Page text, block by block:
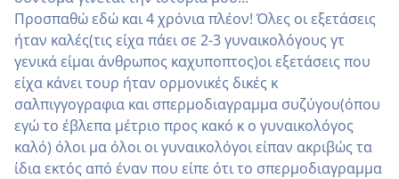
Προσπαθώ εδώ και 4 χρόνια πλέον! Όλες οι εξετάσεις
ήταν καλές(τις είχα πάει σε 2-3 γυναικολόγους γτ
γενικά είμαι άνθρωπος καχυποπτος)οι εξετάσεις που
είχα κάνει τουρ ήταν ορμονικές δικές κ
σαλπιγγογραφια και σπερμοδιαγραμμα συζύγου(όπου
εγώ το έβλεπα μέτριο προς κακό κ ο γυναικολόγος
καλό) όλοι μα όλοι οι γυναικολόγοι είπαν ακριβώς τα
ίδια εκτός από έναν που είπε ότι το σπερμοδιαγραμμα